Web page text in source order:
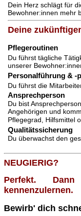
Dein Herz schlägt für
Bewohner:innen mehr
Deine
Pflegeroutinen
Du führst tägliche
unserer
Personalführung & -
Du führst die
Ansprechperson
Du bist
Angehörigen und
Pflegegrad, Hilfsmittel
Qualitätssicherung
Du überwachst den
NEUGIERIG?
Perfekt.
kennenzulernen.
Bewirb' dich